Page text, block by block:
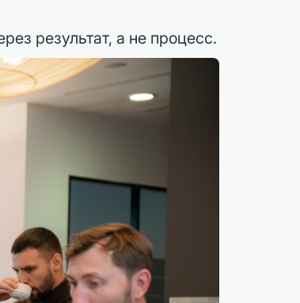
результат, а не процесс.